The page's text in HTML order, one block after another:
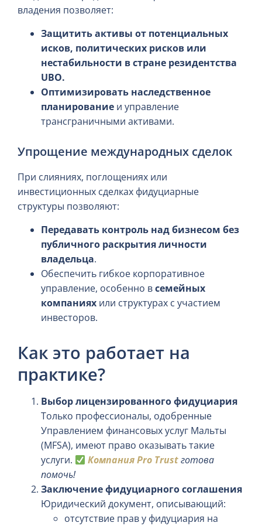
владения позволяет:
Защитить активы от потенциальных
исков, политических рисков или
нестабильности в стране резидентства
UBO.
Оптимизировать наследственное
планирование и управление
трансграничными активами.
Упрощение международных сделок
При слияниях, поглощениях или
инвестиционных сделках фидуциарные
структуры позволяют:
Передавать контроль над бизнесом без
публичного раскрытия личности
владельца.
Обеспечить гибкое корпоративное
управление, особенно всемейных
компаниях или структурах с участием
инвесторов.
Как это работает на
практике?
Выбор лицензированного фидуциария
Только профессионалы, одобренные
Управлением финансовых услуг Мальты
(MFSA), имеют право оказывать такие
услуги.
Компания Pro Trustготова
помочь!
Заключение фидуциарного соглашения
Юридический документ, описывающий:
отсутствие прав у фидуциария на